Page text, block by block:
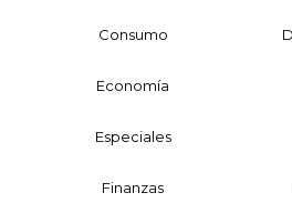
Consumo
Economía
Especiales
Finanzas